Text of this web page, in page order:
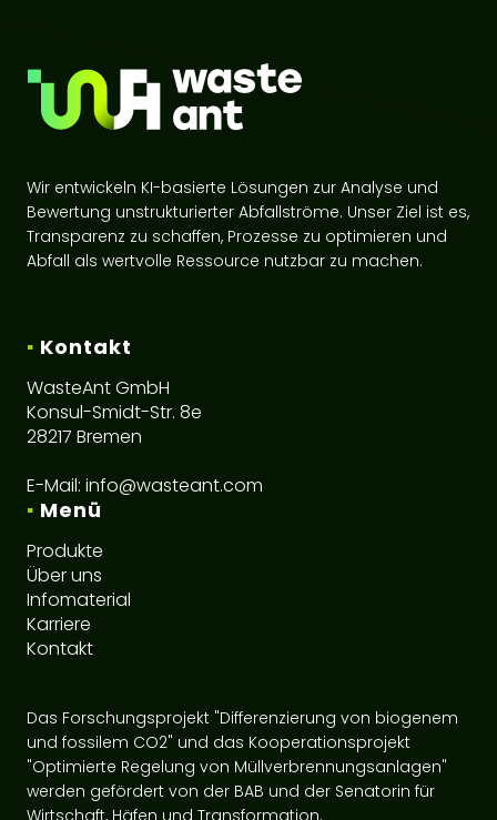
Wir entwickeln KI-basierte Lösungen zur Analyse und
Bewertung unstrukturierter Abfallströme. Unser Ziel ist es,
Transparenz zu schaffen, Prozesse zu optimieren und
Abfall als wertvolle Ressource nutzbar zu machen.
▪ Kontakt
WasteAnt GmbH
Konsul-Smidt-Str. 8e
28217 Bremen
E-Mail: info@wasteant.com
▪ Menü
Produkte
Über uns
Infomaterial
Karriere
Kontakt
Das Forschungsprojekt "Differenzierung von biogenem
und fossilem CO2" und das Kooperationsprojekt
"Optimierte Regelung von Müllverbrennungsanlagen"
werden gefördert von der BAB und der Senatorin für
Wirtschaft, Häfen und Transformation.